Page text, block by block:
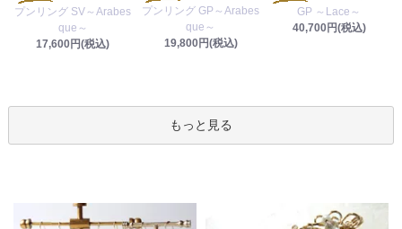
プンリング SV～Arabes
que～
17,600円(税込)
プンリング GP～Arabes
que～
19,800円(税込)
GP ～Lace～
40,700円(税込)
もっと見る